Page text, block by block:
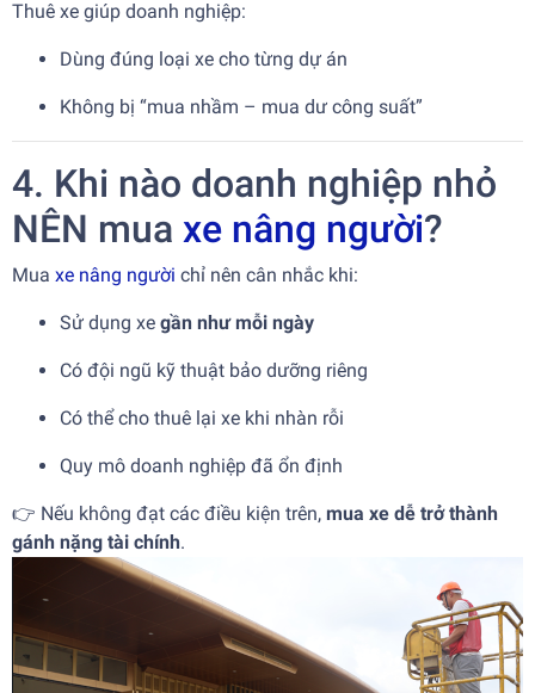
Thuê xe giúp doanh nghiệp:
Dùng đúng loại xe cho từng dự án
Không bị “mua nhầm – mua dư công suất”
4. Khi nào doanh nghiệp nhỏ
NÊN mua xe nâng người?
Mua xe nâng người chỉ nên cân nhắc khi:
Sử dụng xe gần như mỗi ngày
Có đội ngũ kỹ thuật bảo dưỡng riêng
Có thể cho thuê lại xe khi nhàn rỗi
Quy mô doanh nghiệp đã ổn định
👉 Nếu không đạt các điều kiện trên, mua xe dễ trở thành
gánh nặng tài chính.